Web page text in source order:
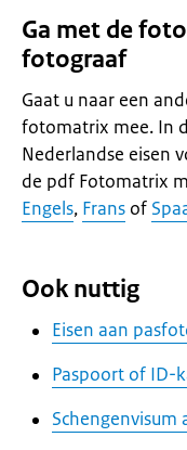
Ga met de
fotograaf
Gaat u naar een
fotomatrix mee. In
Nederlandse eisen
de pdf Fotomatrix
Engels, Frans of
Ook nuttig
Eisen aan
Paspoort of ID-
Schengenvisum